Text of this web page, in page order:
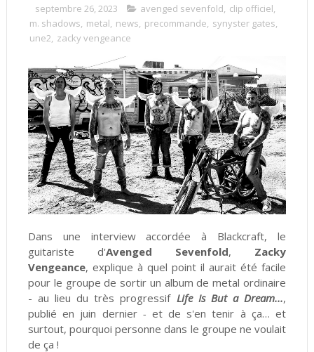
septembre 26, 2023 avenged sevenfold, clip officiel,
m. shadows, metal, news, precommande, synyster gates,
une2, zacky vengeance
Dans une interview accordée à Blackcraft, le
guitariste d'Avenged Sevenfold, Zacky
Vengeance, explique à quel point il aurait été facile
pour le groupe de sortir un album de metal ordinaire
- au lieu du très progressif Life Is But a Dream...,
publié en juin dernier- et de s'en tenir à ça… et
surtout, pourquoi personne dans le groupe ne voulait
de ça !